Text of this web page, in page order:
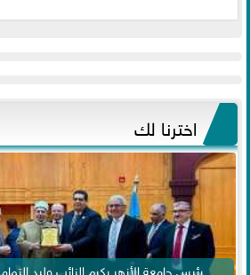
اخترنا لك
رئيس جامعة الأزهر يكرم النائب وليد